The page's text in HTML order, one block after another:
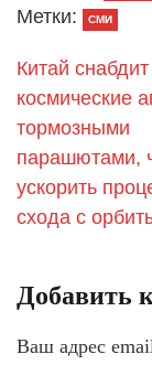
Метки: СМИ
Китай
космические
тормозными
парашютами,
ускорить
схода с
Добавить
Ваш адрес